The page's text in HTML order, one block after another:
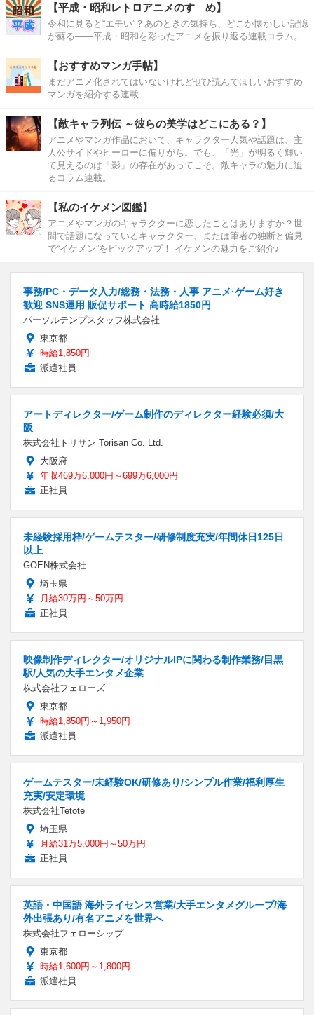
【平成・昭和レトロアニメのすゝめ】
令和に見ると“エモい”？あのときの気持ち、どこか懐かしい記憶
が蘇る――平成・昭和を彩ったアニメを振り返る連載コラム。
【おすすめマンガ手帖】
まだアニメ化されてはいないけれどぜひ読んでほしいおすすめ
マンガを紹介する連載
【敵キャラ列伝 ～彼らの美学はどこにある？】
アニメやマンガ作品において、キャラクター人気や話題は、主
人公サイドやヒーローに偏りがち。でも、「光」が明るく輝い
て見えるのは「影」の存在があってこそ。敵キャラの魅力に迫
るコラム連載。
【私のイケメン図鑑】
アニメやマンガのキャラクターに恋したことはありますか？世
間で話題になっているキャラクター、または筆者の独断と偏見
で“イケメン”をピックアップ！ イケメンの魅力をご紹介♪
事務/PC・データ入力/総務・法務・人事 アニメ·ゲーム好き
歓迎 SNS運用 販促サポート 高時給1850円
パーソルテンプスタッフ株式会社
東京都
時給1,850円
派遣社員
アートディレクター/ゲーム制作のディレクター経験必須/大
阪
株式会社トリサン Torisan Co. Ltd.
大阪府
年収469万6,000円～699万6,000円
正社員
未経験採用枠/ゲームテスター/研修制度充実/年間休日125日
以上
GOEN株式会社
埼玉県
月給30万円～50万円
正社員
映像制作ディレクター/オリジナルIPに関わる制作業務/目黒
駅/人気の大手エンタメ企業
株式会社フェローズ
東京都
時給1,850円～1,950円
派遣社員
ゲームテスター/未経験OK/研修あり/シンプル作業/福利厚生
充実/安定環境
株式会社Tetote
埼玉県
月給31万5,000円～50万円
正社員
英語・中国語 海外ライセンス営業/大手エンタメグループ/海
外出張あり/有名アニメを世界へ
株式会社フェローシップ
東京都
時給1,600円～1,800円
派遣社員